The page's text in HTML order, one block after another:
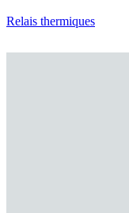
Relais thermiques